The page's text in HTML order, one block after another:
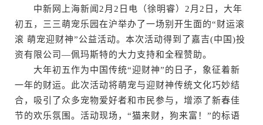
中新网上海新闻2月2日电（徐明睿）2月2日，大年
初五，三三萌宠乐园在沪举办了一场别开生面的“财运滚
滚 萌宠迎财神”公益活动。本次活动得到了嘉吉(中国)投
资有限公司—佩玛斯特的大力支持和全程赞助。
大年初五作为中国传统“迎财神”的日子，象征着新
一年的财运。此次活动将萌宠与迎财神传统文化巧妙结
合，吸引了众多宠物爱好者和市民参与，增添了新春佳
节的欢乐氛围。活动现场，“猫来财，狗来富！”的标语